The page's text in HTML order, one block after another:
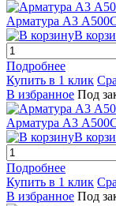
Арматура А3
В
Подробнее
Купить в 1 клик
В избранное Под
Арматура А3
В
Подробнее
Купить в 1 клик
В избранное Под